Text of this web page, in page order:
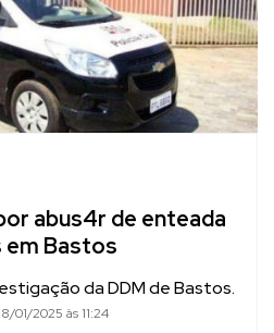
abus4r de enteada
em Bastos
da DDM de Bastos.
01/2025 às 11:24